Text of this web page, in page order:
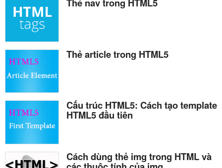
Thẻ nav trong HTML5
Thẻ article trong HTML5
Cấu trúc HTML5: Cách tạo template
HTML5 đầu tiên
Cách dùng thẻ img trong HTML và